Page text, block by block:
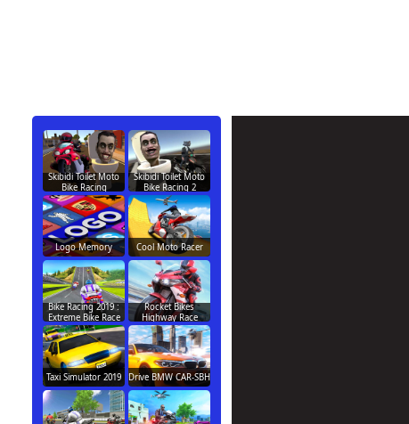
Skibidi Toilet Moto
Bike Racing
Skibidi Toilet Moto
Bike Racing 2
Logo Memory Cool Moto Racer
Bike Racing 2019 :
Extreme Bike Race
Rocket Bikes
Highway Race
Taxi Simulator 2019 Drive BMW CAR-SBH